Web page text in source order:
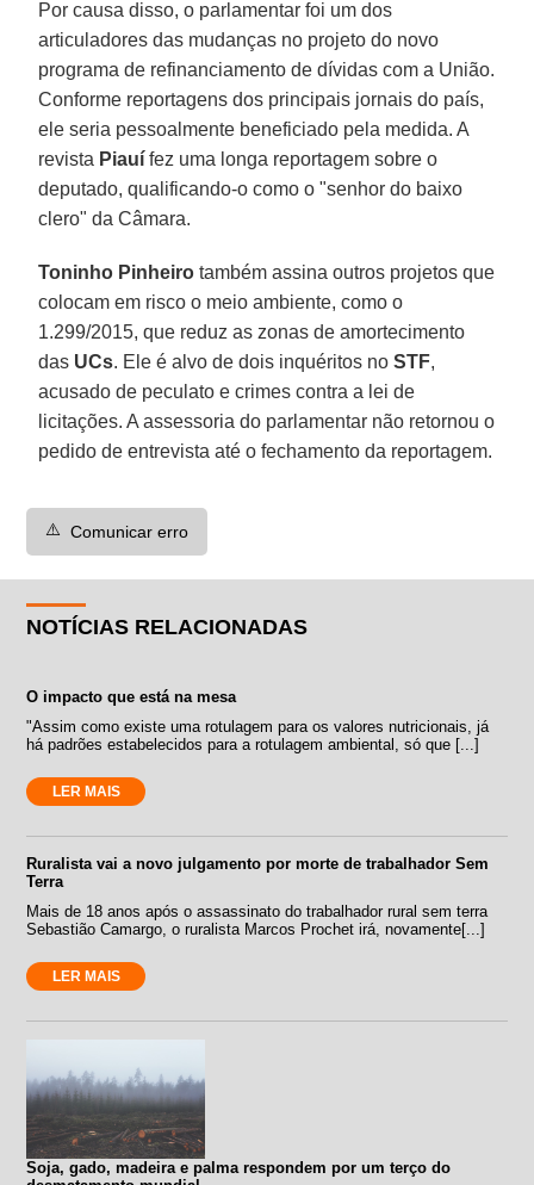
Por causa disso, o parlamentar foi um dos
articuladores das mudanças no projeto do novo
programa de refinanciamento de dívidas com a União.
Conforme reportagens dos principais jornais do país,
ele seria pessoalmente beneficiado pela medida. A
revista Piauí fez uma longa reportagem sobre o
deputado, qualificando-o como o "senhor do baixo
clero" da Câmara.
Toninho Pinheiro também assina outros projetos que
colocam em risco o meio ambiente, como o
1.299/2015, que reduz as zonas de amortecimento
das UCs. Ele é alvo de dois inquéritos noSTF,
acusado de peculato e crimes contra a lei de
licitações. A assessoria do parlamentar não retornou o
pedido de entrevista até o fechamento da reportagem.
⚠️ Comunicar erro
NOTÍCIAS RELACIONADAS
O impacto que está na mesa
"Assim como existe uma rotulagem para os valores nutricionais, já
há padrões estabelecidos para a rotulagem ambiental, só que [...]
LER MAIS
Ruralista vai a novo julgamento por morte de trabalhador Sem
Terra
Mais de 18 anos após o assassinato do trabalhador rural sem terra
Sebastião Camargo, o ruralista Marcos Prochet irá, novamente[...]
LER MAIS
Soja, gado, madeira e palma respondem por um terço do